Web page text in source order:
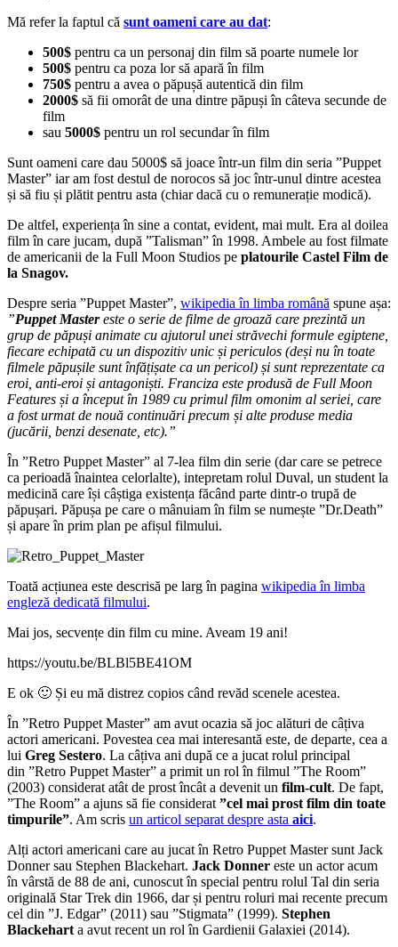
Mă refer la faptul că sunt oameni care au dat:
500$ pentru ca un personaj din film să poarte numele lor
500$ pentru ca poza lor să apară în film
750$ pentru a avea o păpușă autentică din film
2000$ să fii omorât de una dintre păpuși în câteva secunde de
film
sau 5000$ pentru un rol secundar în film
Sunt oameni care dau 5000$ să joace într-un film din seria ”Puppet
Master” iar am fost destul de norocos să joc într-unul dintre acestea
și să fiu și plătit pentru asta (chiar dacă cu o remunerație modică).
De altfel, experiența în sine a contat, evident, mai mult. Era al doilea
film în care jucam, după ”Talisman” în 1998. Ambele au fost filmate
de americanii de la Full Moon Studios pe platourile Castel Film de
la Snagov.
Despre seria ”Puppet Master”, wikipedia în limba română spune așa:
”Puppet Mastereste o serie de filme de groază care prezintă un
grup de păpuși animate cu ajutorul unei străvechi formule egiptene,
fiecare echipată cu un dispozitiv unic și periculos (deși nu în toate
filmele păpușile sunt înfățișate ca un pericol) și sunt reprezentate ca
eroi, anti-eroi și antagoniști. Franciza este produsă de Full Moon
Features și a început în 1989 cu primul film omonim al seriei, care
a fost urmat de nouă continuări precum și alte produse media
(jucării, benzi desenate, etc).”
În ”Retro Puppet Master” al 7-lea film din serie (dar care se petrece
ca perioadă înaintea celorlalte), intepretam rolul Duval, un student la
medicină care își câștiga existența făcând parte dintr-o trupă de
păpușari. Păpușa pe care o mânuiam în film se numește ”Dr.Death”
și apare în prim plan pe afișul filmului.
Toată acțiunea este descrisă pe larg în pagina wikipedia în limba
engleză dedicată filmului.
Mai jos, secvențe din film cu mine. Aveam 19 ani!
https://youtu.be/BLBl5BE41OM
E ok 🙂 Și eu mă distrez copios când revăd scenele acestea.
În ”Retro Puppet Master” am avut ocazia să joc alături de câțiva
actori americani. Povestea cea mai interesantă este, de departe, cea a
lui Greg Sestero. La câțiva ani după ce a jucat rolul principal
din ”Retro Puppet Master” a primit un rol în filmul ”The Room”
(2003) considerat atât de prost încât a devenit un film-cult. De fapt,
”The Room” a ajuns să fie considerat ”cel mai prost film din toate
timpurile”. Am scris un articol separat despre asta aici.
Alți actori americani care au jucat în Retro Puppet Master sunt Jack
Donner sau Stephen Blackehart. Jack Donner este un actor acum
în vârstă de 88 de ani, cunoscut în special pentru rolul Tal din seria
originală Star Trek din 1966, dar și pentru roluri mai recente precum
cel din ”J. Edgar” (2011) sau ”Stigmata” (1999). Stephen
Blackehart a avut recent un rol în Gardienii Galaxiei (2014).